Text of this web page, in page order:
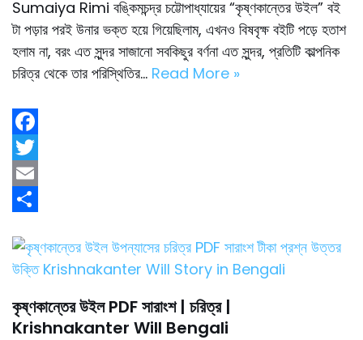
Sumaiya Rimi বঙ্কিমচন্দ্র চট্টোপাধ্যায়ের “কৃষ্ণকান্তের উইল” বই
টা পড়ার পরই উনার ভক্ত হয়ে গিয়েছিলাম, এখনও বিষবৃক্ষ বইটি পড়ে হতাশ
হলাম না, বরং এত সুন্দর সাজানো সবকিছুর বর্ণনা এত সুন্দর, প্রতিটি কাল্পনিক
চরিত্র থেকে তার পরিস্থিতির… Read More »
F
a
c
b
o
o
k
T
w
t
t
e
r
E
a
i
l
h
a
r
e
কৃষ্ণকান্তের উইল PDF সারাংশ | চরিত্র |
Krishnakanter Will Bengali